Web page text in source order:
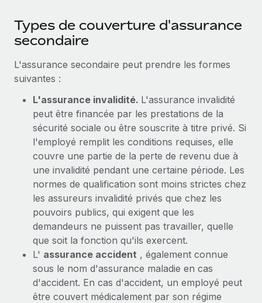
Remote Watchtower
Gardez un temps d’avance sur les risques en
Gestion des appareils
Achetez et suivez vos équipements informatiques
dans le monde entier
Création d’entité
Établissez des entités rapidement et en toute
conformité
Mobilité et déménagement international
Organisez facilement le déménagement de vos
employés
Avantages sociaux
Gérez facilement les avantages sociaux
BLOG
Paie multipays
EOR et PEO
Gestion des freelances
Taxes
Explorer le blog
BLOG
Mises à jour des produits de Remote :
Intégrations Gusto et Xero et Gestion des
freelances Plus
Remote a toujours pour mission d'aider les entreprises de
toute taille à embaucher, gérer et payer...
En savoir plus
Types de couverture d'assurance
secondaire
L'assurance secondaire peut prendre les formes
suivantes :
L'assurance invalidité. L'assurance invalidité
peut être financée par les prestations de la
sécurité sociale ou être souscrite à titre privé. Si
l'employé remplit les conditions requises, elle
couvre une partie de la perte de revenu due à
une invalidité pendant une certaine période. Les
normes de qualification sont moins strictes chez
les assureurs invalidité privés que chez les
pouvoirs publics, qui exigent que les
demandeurs ne puissent pas travailler, quelle
que soit la fonction qu'ils exercent.
L' assurance accident , également connue
sous le nom d'assurance maladie en cas
d'accident. En cas d'accident, un employé peut
être couvert médicalement par son régime